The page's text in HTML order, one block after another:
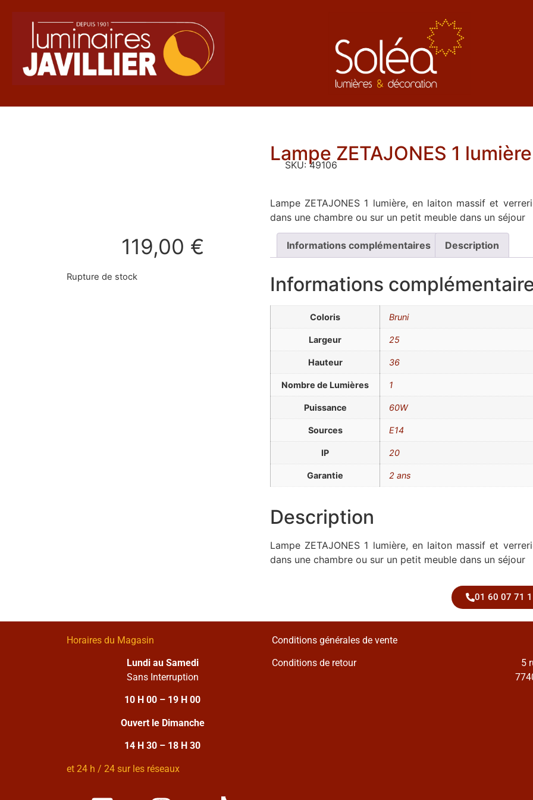
119,00 €
Rupture de stock
Lampe ZETAJONES 1
SKU: 49106
Lampe ZETAJONES 1 lumière, en laiton massif et
dans une chambre ou sur un petit meuble dans un séjour
Informations complémentaires Description
Informations
Coloris Bruni
Largeur 25
Hauteur 36
Nombre de Lumières 1
Puissance 60W
Sources E14
IP 20
Garantie 2 ans
Description
Lampe ZETAJONES 1 lumière, en laiton massif et
dans une chambre ou sur un petit meuble dans un séjour
01 60 07 71
Horaires du Magasin
Lundi au Samedi
Sans Interruption
10 H 00 – 19 H 00
Ouvert le Dimanche
14 H 30 – 18 H 30
et 24 h / 24 sur les réseaux
Conditions générales de vente
Conditions de retour
5